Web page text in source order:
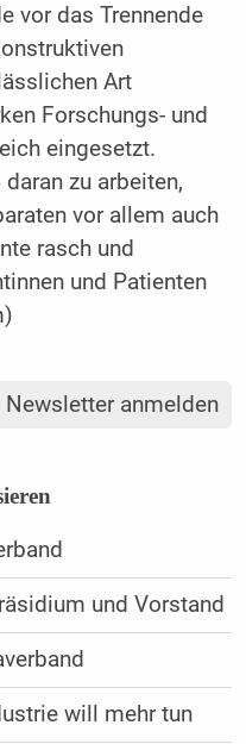
vor das Trennende
Art
Forschungs- und
eingesetzt.
zu arbeiten,
vor allem auch
rasch und
und Patienten
Newsletter anmelden
und Vorstand
will mehr tun